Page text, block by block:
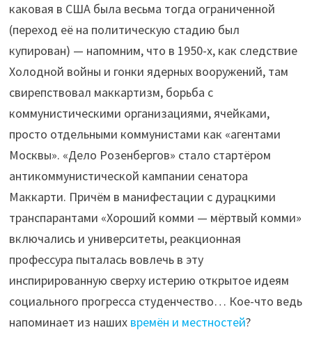
каковая в США была весьма тогда ограниченной
(переход её на политическую стадию был
купирован) — напомним, что в 1950-х, как следствие
Холодной войны и гонки ядерных вооружений, там
свирепствовал маккартизм, борьба с
коммунистическими организациями, ячейками,
просто отдельными коммунистами как «агентами
Москвы». «Дело Розенбергов» стало стартёром
антикоммунистической кампании сенатора
Маккарти. Причём в манифестации с дурацкими
транспарантами «Хороший комми — мёртвый комми»
включались и университеты, реакционная
профессура пыталась вовлечь в эту
инспирированную сверху истерию открытое идеям
социального прогресса студенчество… Кое-что ведь
напоминает из наших времён и местностей?